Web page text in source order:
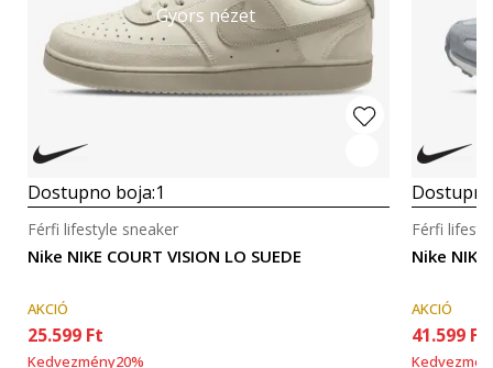
Gyors nézet
Dostupno boja:1
Nike NIKE COURT VISION LO SUEDE
Férfi lifestyle sneaker
AKCIÓ
25.599 Ft
Kedvezmény20%
Nike NIKE
Férfi
AKCIÓ
41.599 Ft